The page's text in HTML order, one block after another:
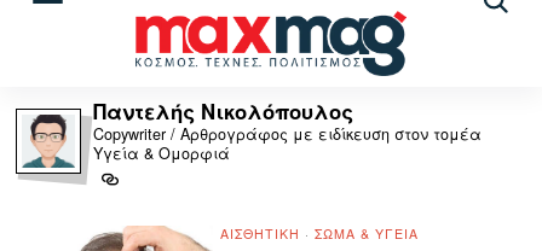
Παντελής Νικολόπουλος
Copywriter / Αρθρογράφος με ειδίκευση στον τομέα
Υγεία & Ομορφιά
ΑΙΣΘΗΤΙΚΉ · ΣΏΜΑ & ΥΓΕΊΑ